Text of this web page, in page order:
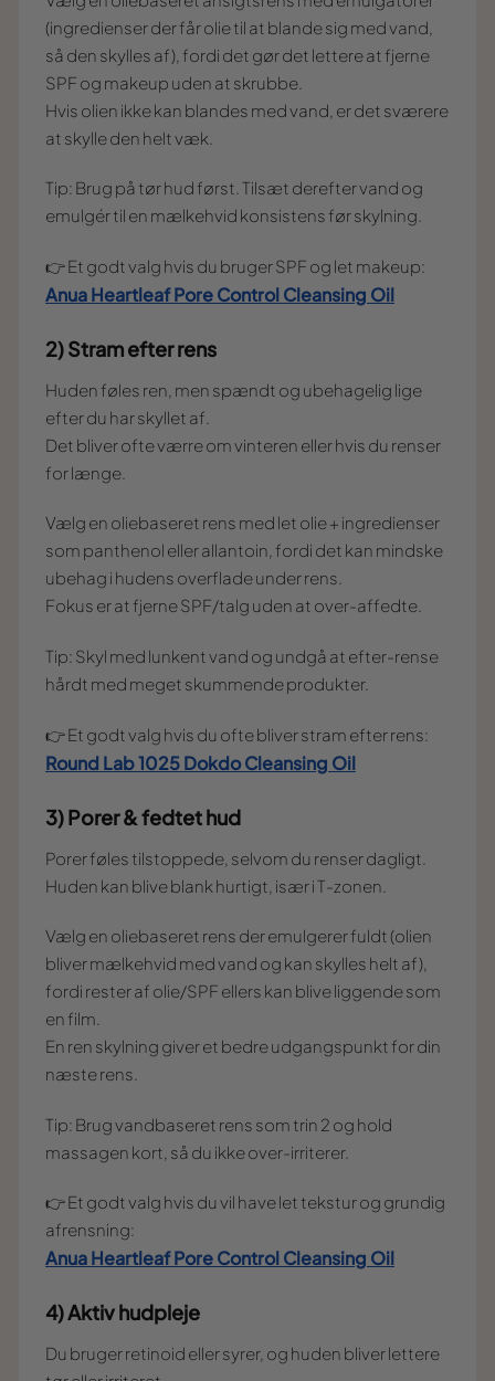
(ingredienser der får olie til at blande sig med vand,
så den skylles af), fordi det gør det lettere at fjerne
SPF og makeup uden at skrubbe.
Hvis olien ikke kan blandes med vand, er det sværere
at skylle den helt væk.
Tip: Brug på tør hud først. Tilsæt derefter vand og
emulgér til en mælkehvid konsistens før skylning.
👉 Et godt valg hvis du bruger SPF og let makeup:
Anua Heartleaf Pore Control Cleansing Oil
2) Stram efter rens
Huden føles ren, men spændt og ubehagelig lige
efter du har skyllet af.
Det bliver ofte værre om vinteren eller hvis du renser
for længe.
Vælg en oliebaseret rens med let olie + ingredienser
som panthenol eller allantoin, fordi det kan mindske
ubehag i hudens overflade under rens.
Fokus er at fjerne SPF/talg uden at over-affedte.
Tip: Skyl med lunkent vand og undgå at efter-rense
hårdt med meget skummende produkter.
👉 Et godt valg hvis du ofte bliver stram efter rens:
Round Lab 1025 Dokdo Cleansing Oil
3) Porer & fedtet hud
Porer føles tilstoppede, selvom du renser dagligt.
Huden kan blive blank hurtigt, især i T-zonen.
Vælg en oliebaseret rens der emulgerer fuldt (olien
bliver mælkehvid med vand og kan skylles helt af),
fordi rester af olie/SPF ellers kan blive liggende som
en film.
En ren skylning giver et bedre udgangspunkt for din
næste rens.
Tip: Brug vandbaseret rens som trin 2 og hold
massagen kort, så du ikke over-irriterer.
👉 Et godt valg hvis du vil have let tekstur og grundig
afrensning:
Anua Heartleaf Pore Control Cleansing Oil
4) Aktiv hudpleje
Du bruger retinoid eller syrer, og huden bliver lettere